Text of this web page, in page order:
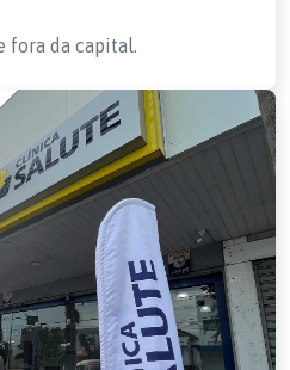
fora da capital.